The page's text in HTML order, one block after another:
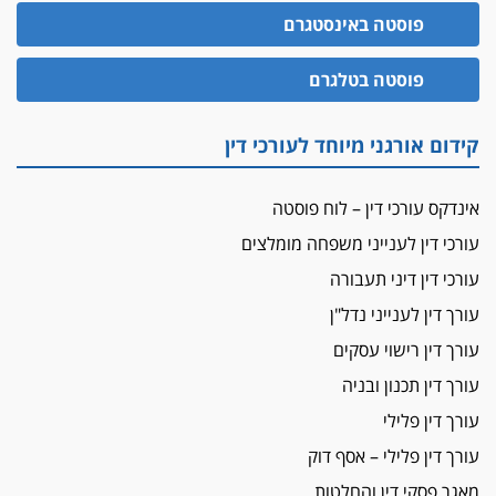
עו"ד גיל פרידמן והרפתקאות אופנוע השטח שלו
הזכות לטנף
זוכה עורך-דין שהשווה את ברק לסינוואר ואת
מאסר לעורך הדין
פיקטיביות בשם פלסטינים
על המידתיות
ביה"ד המשמעתי ביטל השעיה לצמיתות של
עורכת-דין שהביעה שמחה ב-7 באוקטובר
אשם
עו"ד הלל בבייב הורשע בהונאת עשרות לקוחות,
ההסדר: 7-9 שנות מאסר
דין ומקרקעין
עורך דין ברמת השרון נחקר בחשד למרמה בעסקת
פוסטה באינסטגרם
פוסטה בטלגרם
קידום אורגני מיוחד לעורכי דין
אינדקס עורכי דין – לוח פוסטה
עורכי דין לענייני משפחה מומלצים
עורכי דין דיני תעבורה
עורך דין לענייני נדל"ן
עורך דין רישוי עסקים
עורך דין תכנון ובניה
עורך דין פלילי
עורך דין פלילי – אסף דוק